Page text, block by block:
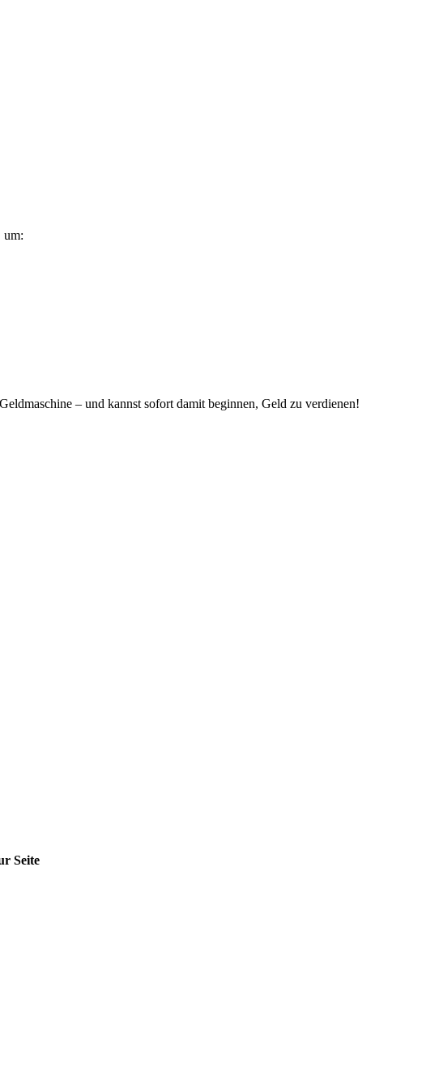
um:
– und kannst sofort damit beginnen, Geld zu verdienen!
Seite